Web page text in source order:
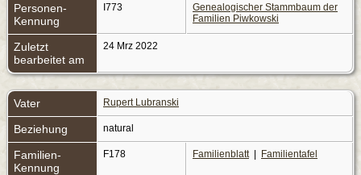
Personen-
Kennung
I773
Genealogischer Stammbaum der
Familien Piwkowski
Zuletzt
bearbeitet am
24 Mrz 2022
Vater Rupert Lubranski
Beziehung natural
Familien-
Kennung
F178 Familienblatt| Familientafel